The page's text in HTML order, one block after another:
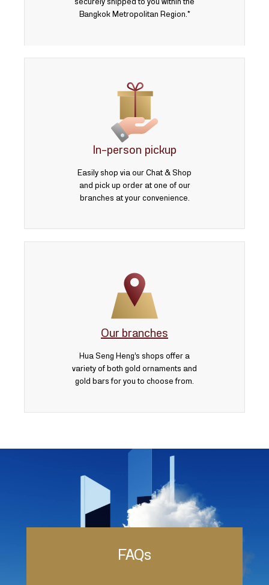
securely shipped to you within the
Bangkok Metropolitan Region.*
In-person pickup
Easily shop via our Chat & Shop
and pick up order at one of our
branches at your convenience.
Our branches
Hua Seng Heng’s shops offer a
variety of both gold ornaments and
gold bars for you to choose from.
FAQs